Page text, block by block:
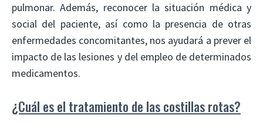
pulmonar. Además, reconocer la situación médica y
social del paciente, así como la presencia de otras
enfermedades concomitantes, nos ayudará a prever el
impacto de las lesiones y del empleo de determinados
medicamentos.
¿Cuál es el tratamiento de las costillas rotas?